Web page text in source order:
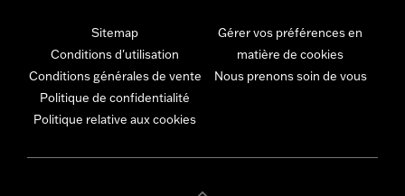
Sitemap
Conditions d'utilisation
Conditions générales de vente
Politique de confidentialité
Politique relative aux cookies
Gérer vos préférences en
matière de cookies
Nous prenons soin de vous